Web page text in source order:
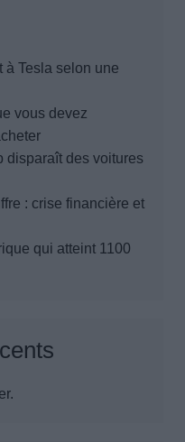
à Tesla selon une
vous devez
disparaît des voitures
: crise financière et
qui atteint 1100